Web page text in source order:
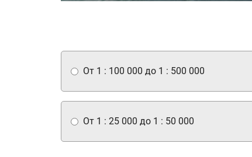
От 1 : 100 000 до 1 : 500 000
От 1 : 25 000 до 1 : 50 000